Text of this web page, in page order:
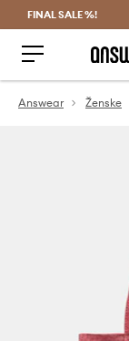
FINAL SALE %!
Answear Ženske